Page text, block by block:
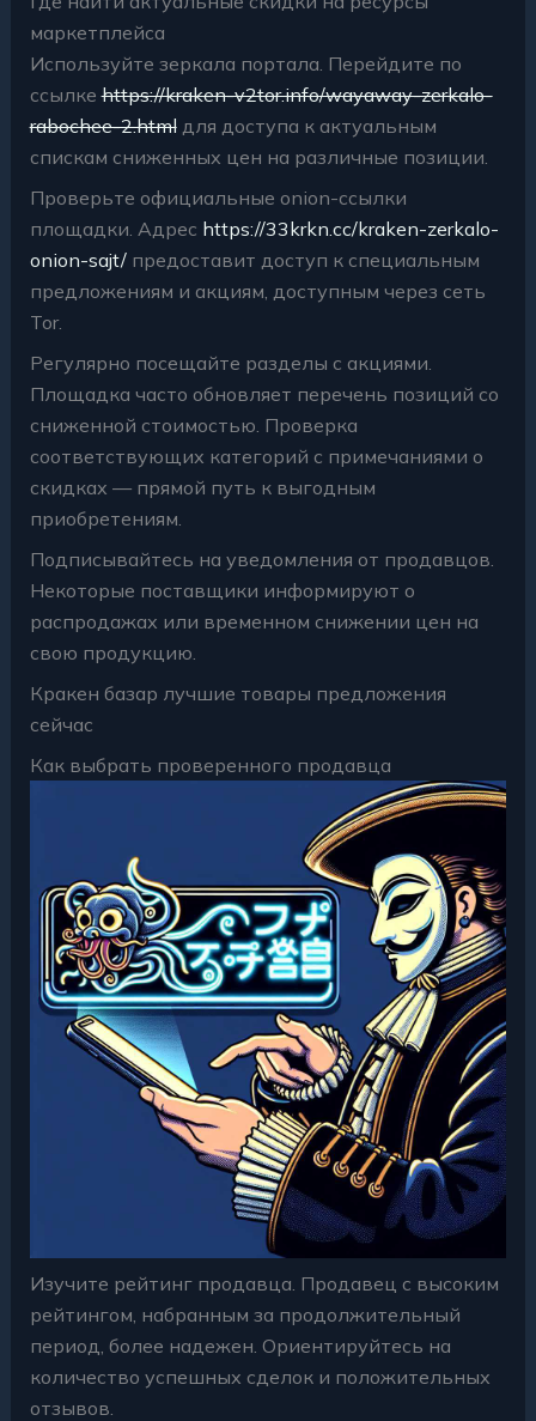
маркетплейса
Используйте зеркала портала. Перейдите по
ссылкеhttps://kraken-v2tor.info/wayaway-zerkalo-
rabochee-2.htmlдля доступа к актуальным
спискам сниженных цен на различные позиции.
Проверьте официальные onion-ссылки
площадки. Адрес https://33krkn.cc/kraken-zerkalo-
onion-sajt/предоставит доступ к специальным
предложениям и акциям, доступным через сеть
Tor.
Регулярно посещайте разделы с акциями.
Площадка часто обновляет перечень позиций со
сниженной стоимостью. Проверка
соответствующих категорий с примечаниями о
скидках — прямой путь к выгодным
приобретениям.
Подписывайтесь на уведомления от продавцов.
Некоторые поставщики информируют о
распродажах или временном снижении цен на
свою продукцию.
Кракен базар лучшие товары предложения
сейчас
Как выбрать проверенного продавца
Изучите рейтинг продавца. Продавец с высоким
рейтингом, набранным за продолжительный
период, более надежен. Ориентируйтесь на
количество успешных сделок и положительных
отзывов.